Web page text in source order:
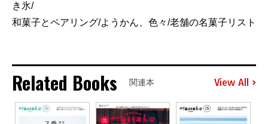
き氷/
和菓子とペアリング/ようかん、色々/老舗の名菓子リスト
Related Books 関連本 View All